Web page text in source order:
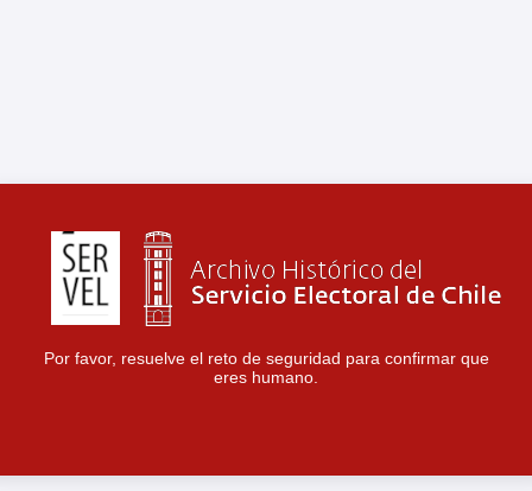
Por favor, resuelve el reto de seguridad para confirmar que
eres humano.